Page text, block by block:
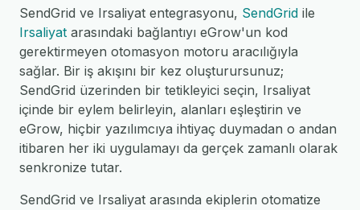
SendGrid ve Irsaliyat entegrasyonu, SendGrid ile
Irsaliyat arasındaki bağlantıyı eGrow'un kod
gerektirmeyen otomasyon motoru aracılığıyla
sağlar. Bir iş akışını bir kez oluşturursunuz;
SendGrid üzerinden bir tetikleyici seçin, Irsaliyat
içinde bir eylem belirleyin, alanları eşleştirin ve
eGrow, hiçbir yazılımcıya ihtiyaç duymadan o andan
itibaren her iki uygulamayı da gerçek zamanlı olarak
senkronize tutar.
SendGrid ve Irsaliyat arasında ekiplerin otomatize